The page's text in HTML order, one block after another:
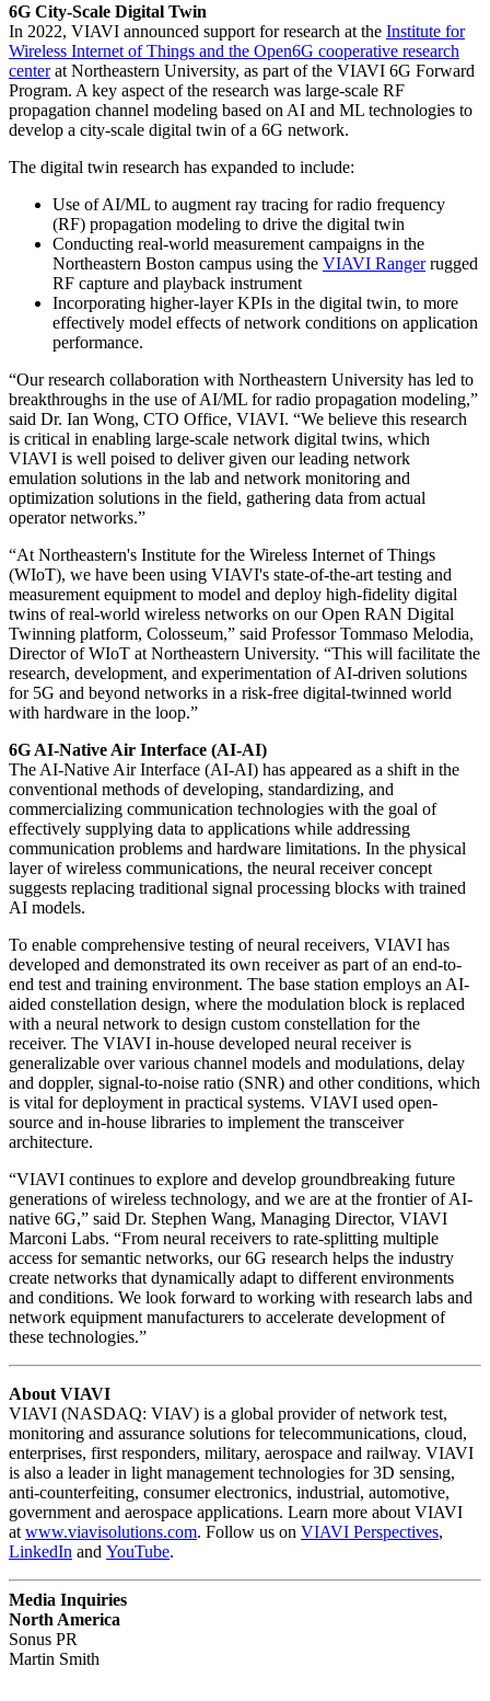
6G City-Scale Digital Twin
In 2022, VIAVI announced support for research at the Institute for
Wireless Internet of Things and the Open6G cooperative research
centerat Northeastern University, as part of the VIAVI 6G Forward
Program. A key aspect of the research was large-scale RF
propagation channel modeling based on AI and ML technologies to
develop a city-scale digital twin of a 6G network.
The digital twin research has expanded to include:
Use of AI/ML to augment ray tracing for radio frequency
(RF) propagation modeling to drive the digital twin
Conducting real-world measurement campaigns in the
Northeastern Boston campus using the VIAVI Rangerrugged
RF capture and playback instrument
Incorporating higher-layer KPIs in the digital twin, to more
effectively model effects of network conditions on application
performance.
“Our research collaboration with Northeastern University has led to
breakthroughs in the use of AI/ML for radio propagation modeling,”
said Dr. Ian Wong, CTO Office, VIAVI. “We believe this research
is critical in enabling large-scale network digital twins, which
VIAVI is well poised to deliver given our leading network
emulation solutions in the lab and network monitoring and
optimization solutions in the field, gathering data from actual
operator networks.”
“At Northeastern's Institute for the Wireless Internet of Things
(WIoT), we have been using VIAVI's state-of-the-art testing and
measurement equipment to model and deploy high-fidelity digital
twins of real-world wireless networks on our Open RAN Digital
Twinning platform, Colosseum,” said Professor Tommaso Melodia,
Director of WIoT at Northeastern University. “This will facilitate the
research, development, and experimentation of AI-driven solutions
for 5G and beyond networks in a risk-free digital-twinned world
with hardware in the loop.”
6G AI-Native Air Interface (AI-AI)
The AI-Native Air Interface (AI-AI) has appeared as a shift in the
conventional methods of developing, standardizing, and
commercializing communication technologies with the goal of
effectively supplying data to applications while addressing
communication problems and hardware limitations. In the physical
layer of wireless communications, the neural receiver concept
suggests replacing traditional signal processing blocks with trained
AI models.
To enable comprehensive testing of neural receivers, VIAVI has
developed and demonstrated its own receiver as part of an end-to-
end test and training environment. The base station employs an AI-
aided constellation design, where the modulation block is replaced
with a neural network to design custom constellation for the
receiver. The VIAVI in-house developed neural receiver is
generalizable over various channel models and modulations, delay
and doppler, signal-to-noise ratio (SNR) and other conditions, which
is vital for deployment in practical systems. VIAVI used open-
source and in-house libraries to implement the transceiver
architecture.
“VIAVI continues to explore and develop groundbreaking future
generations of wireless technology, and we are at the frontier of AI-
native 6G,” said Dr. Stephen Wang, Managing Director, VIAVI
Marconi Labs. “From neural receivers to rate-splitting multiple
access for semantic networks, our 6G research helps the industry
create networks that dynamically adapt to different environments
and conditions. We look forward to working with research labs and
network equipment manufacturers to accelerate development of
these technologies.”
About VIAVI
VIAVI (NASDAQ: VIAV) is a global provider of network test,
monitoring and assurance solutions for telecommunications, cloud,
enterprises, first responders, military, aerospace and railway. VIAVI
is also a leader in light management technologies for 3D sensing,
anti-counterfeiting, consumer electronics, industrial, automotive,
government and aerospace applications. Learn more about VIAVI
at www.viavisolutions.com. Follow us on VIAVI Perspectives,
LinkedIn and YouTube.
Media Inquiries
North America
Sonus PR
Martin Smith